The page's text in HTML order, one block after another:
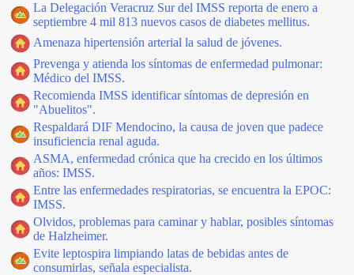
La Delegación Veracruz Sur del IMSS reporta de enero a
septiembre 4 mil 813 nuevos casos de diabetes mellitus.
Amenaza hipertensión arterial la salud de jóvenes.
Prevenga y atienda los síntomas de enfermedad pulmonar:
Médico del IMSS.
Recomienda IMSS identificar síntomas de depresión en
"Abuelitos".
Respaldará DIF Mendocino, la causa de joven que padece
insuficiencia renal aguda.
ASMA, enfermedad crónica que ha crecido en los últimos
años: IMSS.
Entre las enfermedades respiratorias, se encuentra la EPOC:
IMSS.
Olvidos, problemas para caminar y hablar, posibles síntomas
de Halzheimer.
Evite leptospira limpiando latas de bebidas antes de
consumirlas, señala especialista.